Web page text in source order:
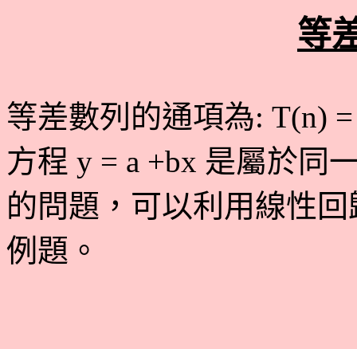
等
等差數列的通項為: T(n)
方程 y = a +bx 是屬於同
的問題，可以利用線性
例題。